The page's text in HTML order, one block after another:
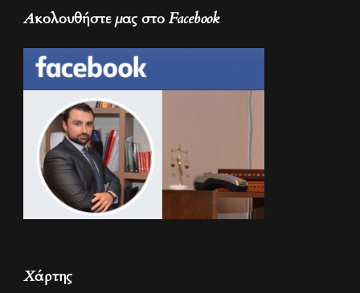
Ακολουθήστε μας στο Facebook
Χάρτης